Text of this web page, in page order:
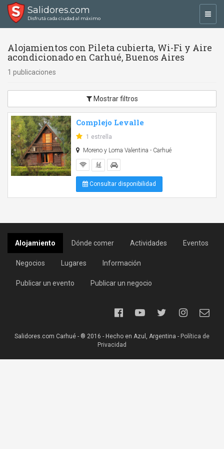
Salidores.com
Disfrutá cada ciudad al máximo
Alojamientos con Pileta cubierta, Wi-Fi y Aire
acondicionado en Carhué, Buenos Aires
1 publicaciones
Mostrar filtros
Complejo Levalle
1 estrella
Moreno y Loma Valentina - Carhué
Consultar disponibilidad
Alojamiento Dónde comer Actividades Eventos
Negocios Lugares Información
Publicar un evento Publicar un negocio
Salidores.com Carhué - ® 2016 - Hecho en Azul, Argentina - Política de
Privacidad